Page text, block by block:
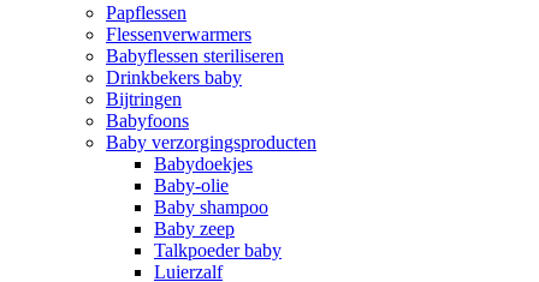
Papflessen
Flessenverwarmers
Babyflessen steriliseren
Drinkbekers baby
Bijtringen
Babyfoons
Baby verzorgingsproducten
Babydoekjes
Baby-olie
Baby shampoo
Baby zeep
Talkpoeder baby
Luierzalf